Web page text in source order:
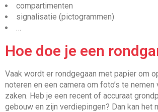
compartimenten
signalisatie (pictogrammen)
Hoe doe je een
Vaak wordt er rondgegaan met papier om
noteren en een camera om foto’s te nemen
zaken. Heb je een recent of accuraat
gebouw en zijn verdiepingen? Dan kan het